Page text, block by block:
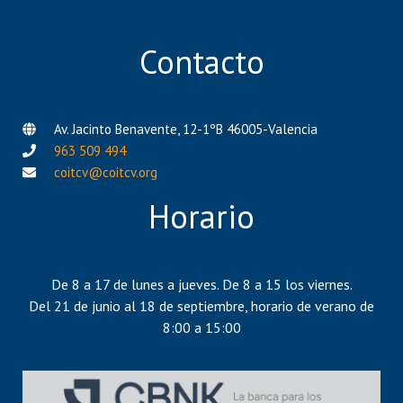
Contacto
Av. Jacinto Benavente, 12-1ºB 46005-Valencia
963 509 494
coitcv@coitcv.org
Horario
De 8 a 17 de lunes a jueves. De 8 a 15 los viernes.
Del 21 de junio al 18 de septiembre, horario de verano de
8:00 a 15:00